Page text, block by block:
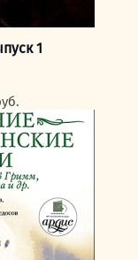
1
цена:
199,00 руб..